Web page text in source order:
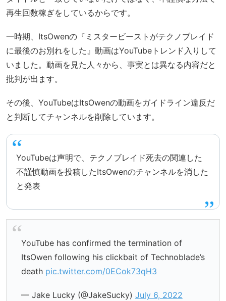
再生回数稼ぎをしているからです。
一時期、ItsOwenの『ミスタービーストがテクノブレイド
に最後のお別れをした』動画はYouTubeトレンド入りして
いました。動画を見た人々から、事実とは異なる内容だと
批判が出ます。
その後、YouTubeはItsOwenの動画をガイドライン違反だ
と判断してチャンネルを削除しています。
YouTubeは声明で、テクノブレイド死去の関連した
不謹慎動画を投稿したItsOwenのチャンネルを消した
と発表
YouTube has confirmed the termination of
ItsOwen following his clickbait of Technoblade’s
death pic.twitter.com/0ECok73qH3
— Jake Lucky (@JakeSucky) July 6, 2022